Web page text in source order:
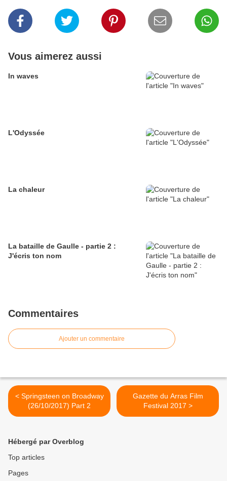
Vous aimerez aussi
In waves
L'Odyssée
La chaleur
La bataille de Gaulle - partie 2 :
J'écris ton nom
Commentaires
Ajouter un commentaire
< Springsteen on Broadway
(26/10/2017) Part 2
Gazette du Arras Film
Festival 2017 >
Hébergé par Overblog
Top articles
Pages